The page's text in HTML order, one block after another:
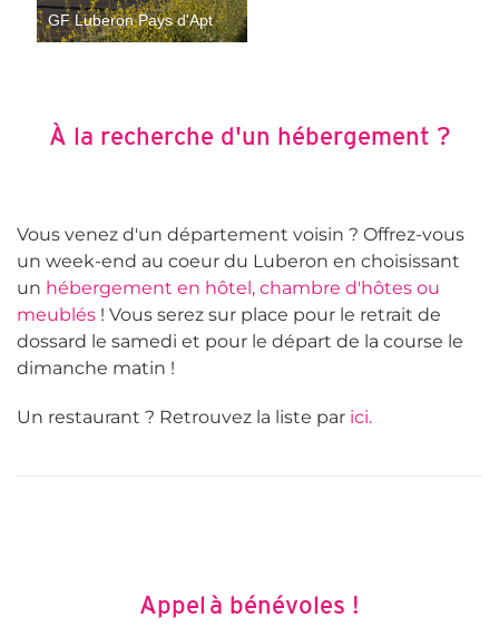
GF Luberon Pays d'Apt
À la recherche d'un hébergement ?
Vous venez d'un département voisin ? Offrez-vous
un week-end au coeur du Luberon en choisissant
un hébergement en hôtel, chambre d'hôtes ou
meublés ! Vous serez sur place pour le retrait de
dossard le samedi et pour le départ de la course le
dimanche matin !
Un restaurant ? Retrouvez la liste par ici.
Appel à bénévoles !